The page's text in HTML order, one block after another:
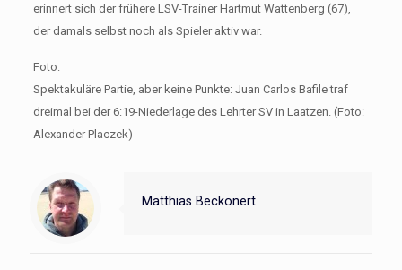
erinnert sich der frühere LSV-Trainer Hartmut Wattenberg (67),
der damals selbst noch als Spieler aktiv war.
Foto:
Spektakuläre Partie, aber keine Punkte: Juan Carlos Bafile traf
dreimal bei der 6:19-Niederlage des Lehrter SV in Laatzen. (Foto:
Alexander Placzek)
Matthias Beckonert